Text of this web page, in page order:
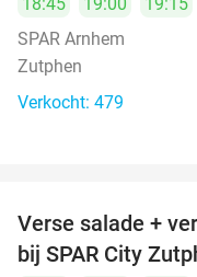
SPAR Arnhem
Zutphen
Verkocht: 479
Verse salade +
bij SPAR City